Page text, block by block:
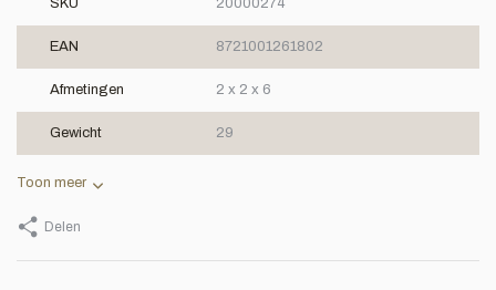
SKU 20000274
EAN 8721001261802
Afmetingen 2 x 2 x 6
Gewicht 29
Toon meer
Delen